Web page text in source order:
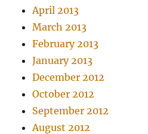
April 2013
March 2013
February 2013
January 2013
December 2012
October 2012
September 2012
August 2012